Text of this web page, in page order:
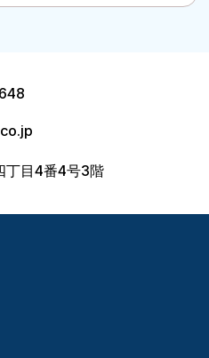
丁目4番4号3階